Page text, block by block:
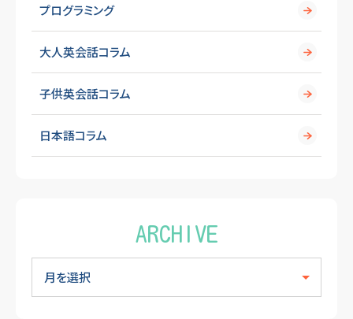
プログラミング
大人英会話コラム
子供英会話コラム
日本語コラム
ARCHIVE